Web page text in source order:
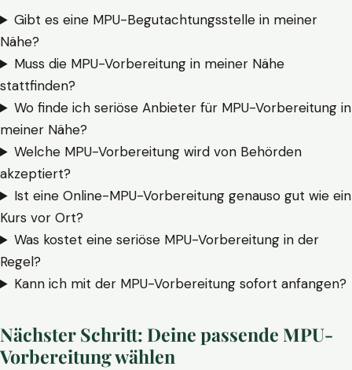
Gibt es eine MPU-Begutachtungsstelle in meiner
Nähe?
Muss die MPU-Vorbereitung in meiner Nähe
stattfinden?
Wo finde ich seriöse Anbieter für MPU-Vorbereitung in
meiner Nähe?
Welche MPU-Vorbereitung wird von Behörden
akzeptiert?
Ist eine Online-MPU-Vorbereitung genauso gut wie ein
Kurs vor Ort?
Was kostet eine seriöse MPU-Vorbereitung in der
Regel?
Kann ich mit der MPU-Vorbereitung sofort anfangen?
Nächster Schritt: Deine passende MPU-
Vorbereitung wählen